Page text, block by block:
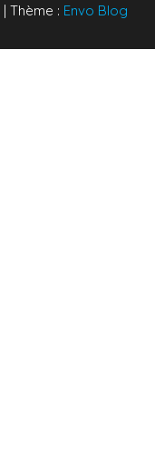
| Thème : Envo Blog